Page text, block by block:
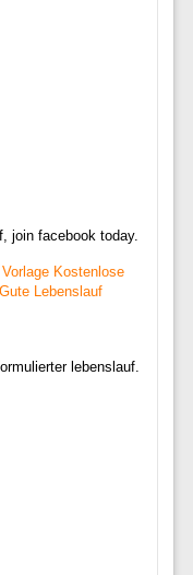
join facebook today.
lebenslauf.